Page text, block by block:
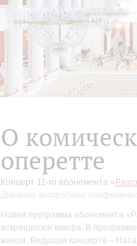
О
оперетте
Концерт 11-го абонемента «
Дневные воскресные
Новая программа абонемента
искрящегося юмора. В
жанра. Ведущая концерта –